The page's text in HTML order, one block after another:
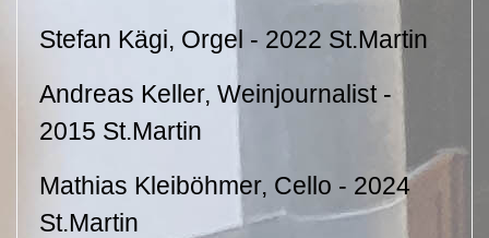
Stefan Kägi, Orgel - 2022 St.Martin
Andreas Keller, Weinjournalist -
2015 St.Martin
Mathias Kleiböhmer, Cello - 2024
St.Martin